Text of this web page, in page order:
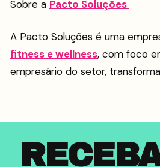
Sobre a Pacto Soluções
A Pacto Soluções é uma
fitness e wellness, com foco
empresário do setor,